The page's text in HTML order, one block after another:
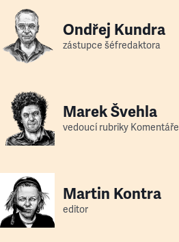
Ondřej Kundra
zástupce šéfredaktora
Marek Švehla
vedoucí rubriky Komentáře
Martin Kontra
editor